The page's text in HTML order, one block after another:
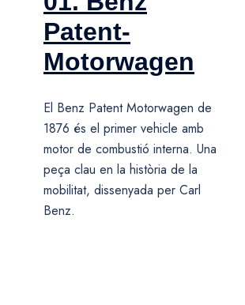
Patent-
Motorwagen
El Benz Patent Motorwagen de
1876 és el primer vehicle amb
motor de combustió interna. Una
peça clau en la història de la
mobilitat, dissenyada per Carl
Benz.